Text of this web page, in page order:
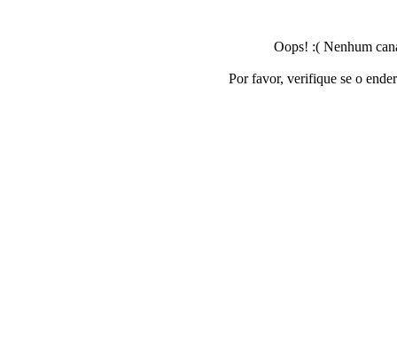
Oops! :( Nenhum
Por favor, verifique se o